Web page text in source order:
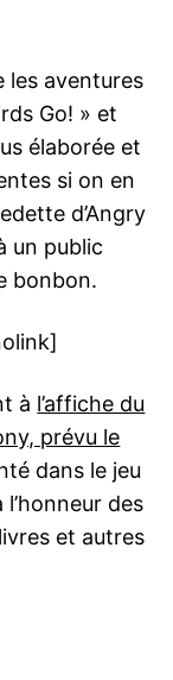
les aventures
Go! » et
élaborée et
si on en
d’Angry
un public
bonbon.
à l’affiche du
prévu le
dans le jeu
des
et autres